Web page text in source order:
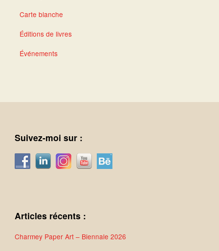
Carte blanche
Éditions de livres
Événements
Suivez-moi sur :
Articles récents :
Charmey Paper Art – Biennale 2026